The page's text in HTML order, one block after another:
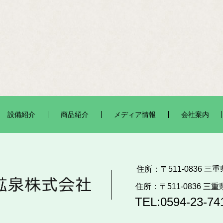
設備紹介 商品紹介 メディア情報 会社案内
住所：〒511-0836 三
住所：〒511-0836 三重
TEL:0594-23-